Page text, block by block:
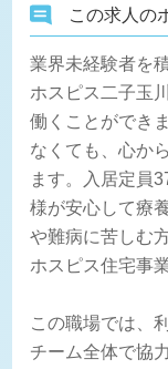
この求人の
業界未経験者を
ホスピス二子玉
働くことができ
なくても、心か
ます。入居定員
様が安心して療
や難病に苦しむ
ホスピス住宅事
この職場では、
チーム全体で協